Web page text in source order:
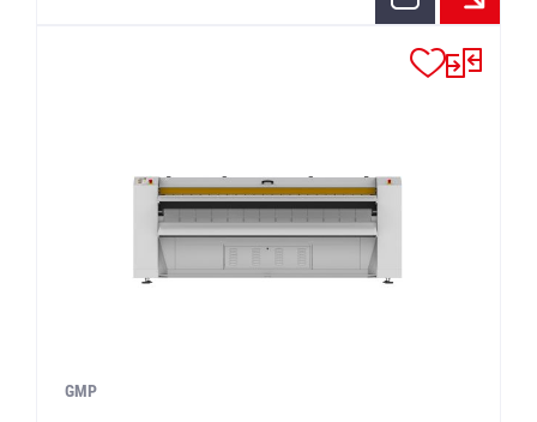
GMP